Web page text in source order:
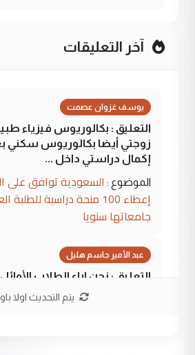
آخر التعليقات
يوسف غزوان عصمت
التعليق : بكالوريوس فيزياء
زوجتي أيضا بكالوريوس سكني
إكمال دراستي داخل ...
الموضوع : السعودية توافق على
إعطاء 100 منحة دراسية
جامعاتها سنويا
عبد الأمير جاسم هليل
التعليق : نحن اباء الطلاب
نتشرف بلقاء السيد احمد
يتم التحديث اولا